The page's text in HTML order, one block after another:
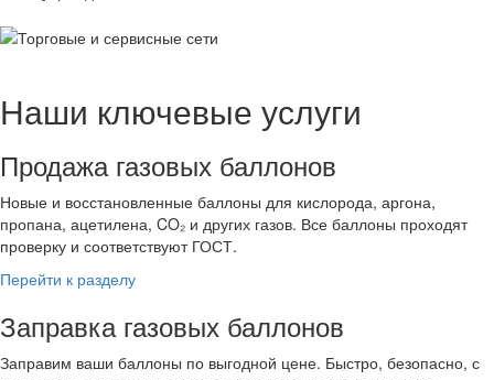
Наши ключевые услуги
Продажа газовых баллонов
Новые и восстановленные баллоны для кислорода, аргона,
пропана, ацетилена, CO₂ и других газов. Все баллоны проходят
проверку и соответствуют ГОСТ.
Перейти к разделу
Заправка газовых баллонов
Заправим ваши баллоны по выгодной цене. Быстро, безопасно, с